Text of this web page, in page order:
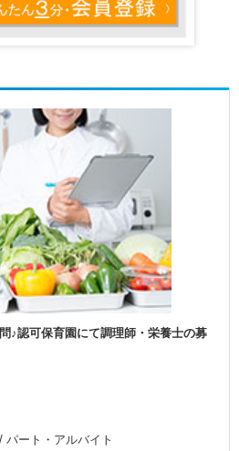
♪認可保育園にて調理師・栄養士の募
パート・アルバイト